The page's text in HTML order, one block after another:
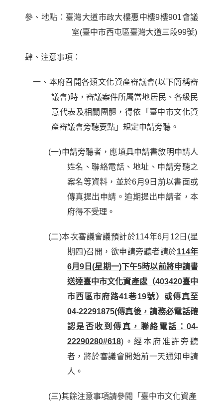
參、地點：臺灣大道市政大樓惠中樓9樓901會議
室(臺中市西屯區臺灣大道三段99號)
肆、注意事項：
一、本府召開各類文化資產審議會(以下簡稱審
議會)時，審議案件所屬當地居民、各級民
意代表及相關團體，得依「臺中市文化資
產審議會旁聽要點」規定申請旁聽。
(一)申請旁聽者，應填具申請書敘明申請人
姓名、聯絡電話、地址、申請旁聽之
案名等資料，並於6月9 日前以書面或
傳真提出申請。逾期提出申請者，本
府得不受理。
(二)本次審議會議預計於114年6月 12 日 (星
期四)召開，欲申請旁聽者請於114年
6月9 日(星期一)下午5時以前將申請書
送達臺中市文化資產處（403420臺中
市西區市府路41巷19號）或傳真至
04-22291875(傳真後，請務必電話確
認是否收到傳真，聯絡電話： 04-
22290280#618)。經本府准許旁聽
者，將於審議會開始前一天通知申請
人 。
(三)其餘注意事項請參閱「臺中市文化資產